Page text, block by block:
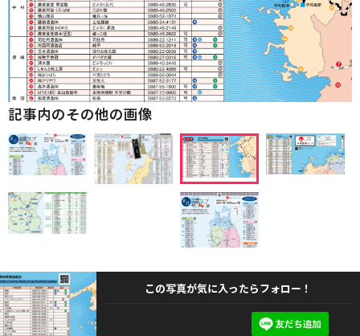
記事内のその他の画像
この写真が気に入ったらフォロー！